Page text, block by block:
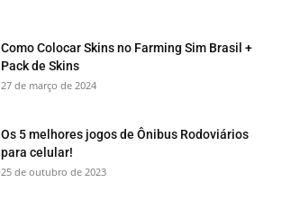
Como Colocar Skins no Farming Sim Brasil +
Pack de Skins
27 de março de 2024
Os 5 melhores jogos de Ônibus Rodoviários
para celular!
25 de outubro de 2023